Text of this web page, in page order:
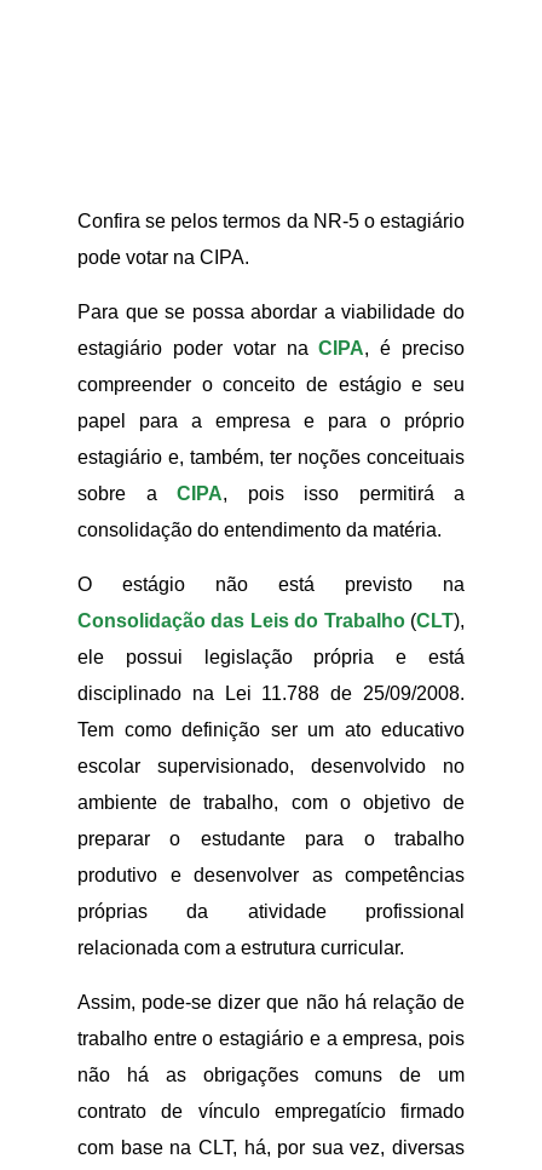
Confira se pelos termos da NR-5 o estagiário
pode votar na CIPA.
Para que se possa abordar a viabilidade do
estagiário poder votar naCIPA, é preciso
compreender o conceito de estágio e seu
papel para a empresa e para o próprio
estagiário e, também, ter noções conceituais
sobre a CIPA, pois isso permitirá a
consolidação do entendimento da matéria.
O estágio não está previsto na
Consolidação das Leis do Trabalho(CLT),
ele possui legislação própria e está
disciplinado na Lei 11.788 de 25/09/2008.
Tem como definição ser um ato educativo
escolar supervisionado, desenvolvido no
ambiente de trabalho, com o objetivo de
preparar o estudante para o trabalho
produtivo e desenvolver as competências
próprias da atividade profissional
relacionada com a estrutura curricular.
Assim, pode-se dizer que não há relação de
trabalho entre o estagiário e a empresa, pois
não há as obrigações comuns de um
contrato de vínculo empregatício firmado
com base na CLT, há, por sua vez, diversas